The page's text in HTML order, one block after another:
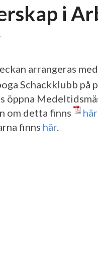
i
arrangeras
Schackklubb på
öppna
om detta finns
här
finns här.